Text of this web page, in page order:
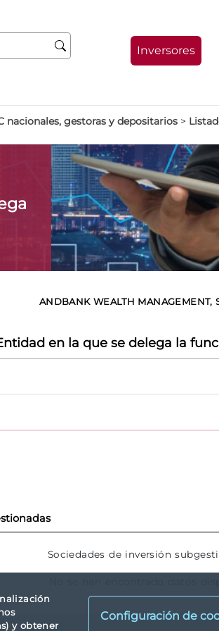
y obtener
Configuración de
Inversores
nacionales, gestoras y depositarios >
ANDBANK WEALTH MANAGEMENT,
en la que se delega la
Sociedades de inversión